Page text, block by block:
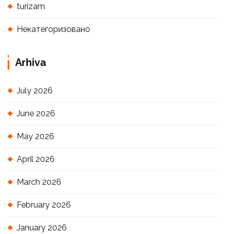
turizam
Некатегоризовано
Arhiva
July 2026
June 2026
May 2026
April 2026
March 2026
February 2026
January 2026